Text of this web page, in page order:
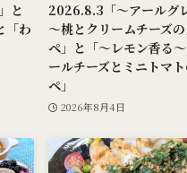
と
「わ
2026.8.3「～アールグ
～桃とクリームチーズ
ペ」と「～レモン香る
ールチーズとミニトマ
ペ」
2026年8月4日